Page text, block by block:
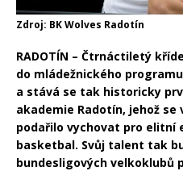
Zdroj: BK Wolves Radotín
RADOTÍN – Čtrnáctiletý
do mládežnického
a stává se tak historicky
akademie Radotín, jehož
podařilo vychovat pro elitní
basketbal. Svůj talent tak
bundesligových velkoklubů